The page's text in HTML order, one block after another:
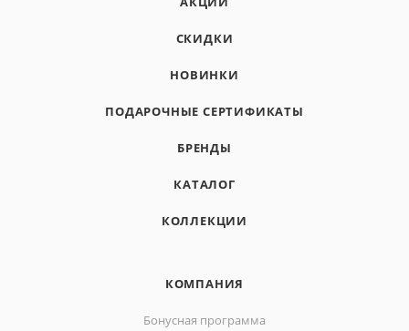
СКИДКИ
НОВИНКИ
ПОДАРОЧНЫЕ СЕРТИФИКАТЫ
БРЕНДЫ
КАТАЛОГ
КОЛЛЕКЦИИ
КОМПАНИЯ
Бонусная программа